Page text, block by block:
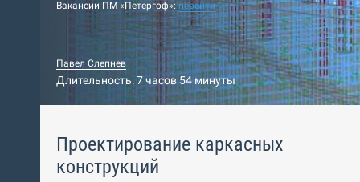
Вакансии ПМ «Петергоф»:перейти
Павел Слепнев
Длительность: 7 часов 54 минуты
Проектирование каркасных
конструкций